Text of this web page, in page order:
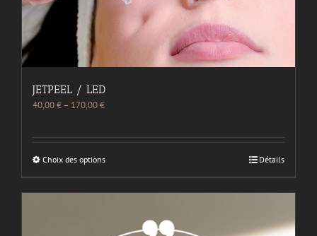
JETPEEL / LED
40,00€– 170,00€
Choix des options Détails